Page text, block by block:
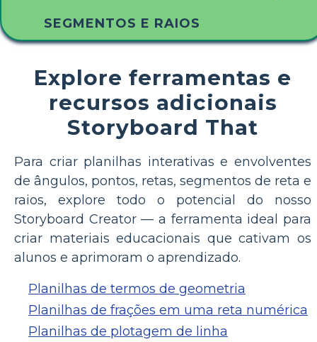
SEGMENTOS E RAIOS
Explore ferramentas e
recursos adicionais
Storyboard That
Para criar planilhas interativas e envolventes
de ângulos, pontos, retas, segmentos de reta e
raios, explore todo o potencial do nosso
Storyboard Creator — a ferramenta ideal para
criar materiais educacionais que cativam os
alunos e aprimoram o aprendizado.
Planilhas de termos de geometria
Planilhas de frações em uma reta numérica
Planilhas de plotagem de linha